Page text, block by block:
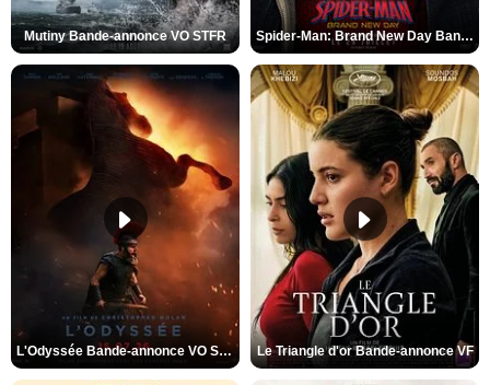
Mutiny Bande-annonce VO STFR Spider-Man: Brand New Day Bande-annonce VO STFR
L'Odyssée Bande-annonce VO STFR Le Triangle d'or Bande-annonce VF